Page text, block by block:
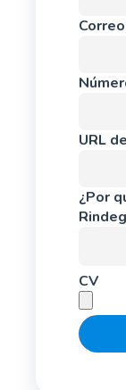
Correo
URL
¿Por
CV